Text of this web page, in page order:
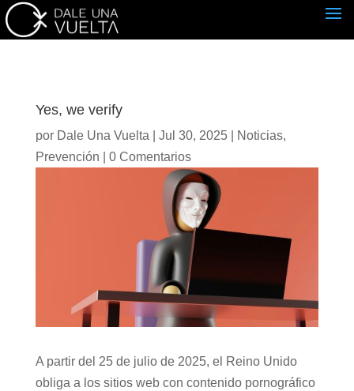
Yes, we verify
por Dale Una Vuelta| Jul 30, 2025| Noticias,
Prevención| 0 Comentarios
A partir del 25 de julio de 2025, el Reino Unido
obliga a los sitios web con contenido
Suscríbete